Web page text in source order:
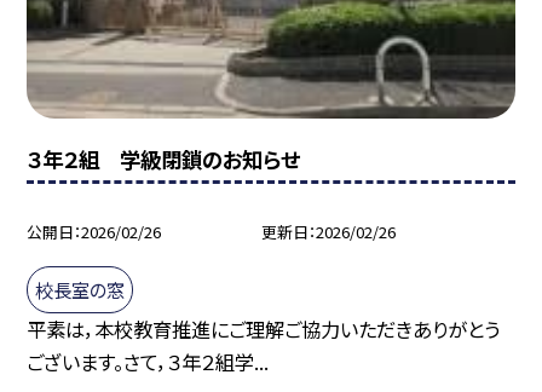
３年２組 学級閉鎖のお知らせ
公開日 2026/02/26 更新日 2026/02/26
校長室の窓
平素は，本校教育推進にご理解ご協力いただきありがとう
ございます。さて，３年２組学...